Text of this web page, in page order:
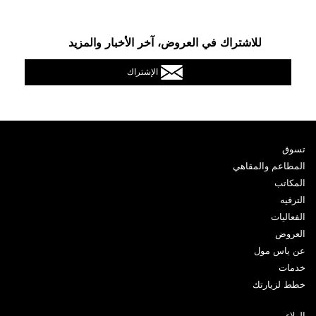
للاشتراك في العروض، آخر الأخبار والمزيد
الإشتراك
تسوق
المطاعم والمقاهي
المكاتب
الترفيه
الفعاليات
العروض
عن ياس مول
خدمات
خطط لزيارتك